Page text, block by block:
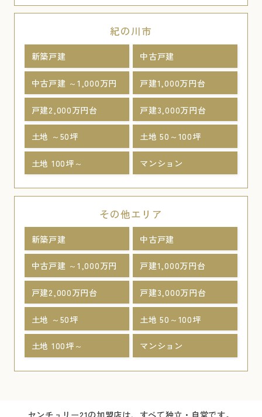
紀の川市
新築戸建 中古戸建
中古戸建 ～1,000万円 戸建1,000万円台
戸建2,000万円台 戸建3,000万円台
土地 ～50坪 土地 50～100坪
土地 100坪～ マンション
その他エリア
新築戸建 中古戸建
中古戸建 ～1,000万円 戸建1,000万円台
戸建2,000万円台 戸建3,000万円台
土地 ～50坪 土地 50～100坪
土地 100坪～ マンション